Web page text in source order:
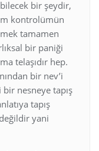
bir şeydir,
kontrolümün
tamamen
bir paniği
telaşıdır hep.
bir nev’i
nesneye tapış
tapış
yani